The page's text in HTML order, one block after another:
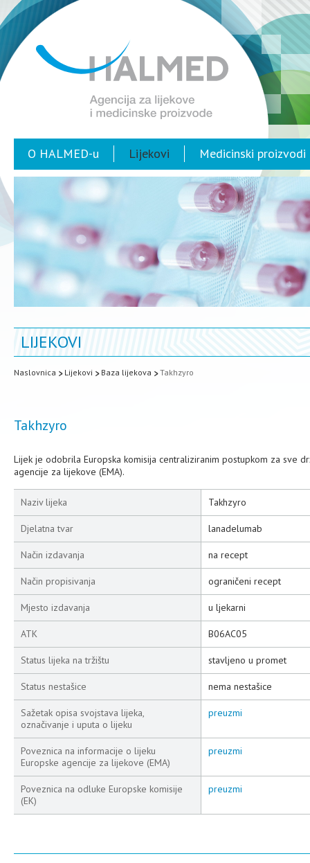
O HALMED-u Lijekovi Medicinski proizvodi
LIJEKOVI
Naslovnica Lijekovi Baza lijekova Takhzyro
Takhzyro
Lijek je odobrila Europska komisija centraliziranim postupkom za sve
agencije za lijekove (EMA).
Naziv lijeka Takhzyro
Djelatna tvar lanadelumab
Način izdavanja na recept
Način propisivanja ograničeni recept
Mjesto izdavanja u ljekarni
ATK B06AC05
Status lijeka na tržištu stavljeno u promet
Status nestašice nema nestašice
Sažetak opisa svojstava lijeka,
označivanje i uputa o lijeku
preuzmi
Poveznica na informacije o lijeku
Europske agencije za lijekove (EMA)
preuzmi
Poveznica na odluke Europske komisije
(EK)
preuzmi